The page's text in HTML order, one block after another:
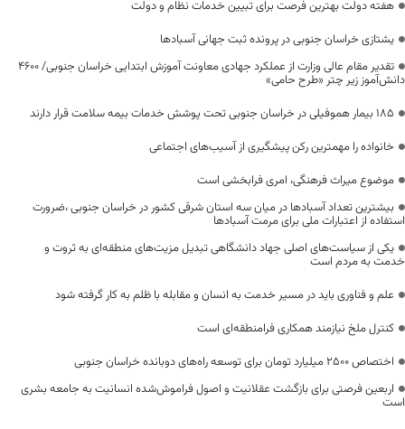
هفته دولت بهترین فرصت برای تبیین خدمات نظام و دولت
یشتازی خراسان جنوبی در پرونده ثبت جهانی آسبادها
تقدیر مقام عالی وزارت از عملکرد جهادی معاونت آموزش ابتدایی خراسان جنوبی/ ۴۶۰۰
دانش‌آموز زیر چتر «طرح حامی»
۱۸۵ بیمار هموفیلی در خراسان جنوبی تحت پوشش خدمات بیمه سلامت قرار دارند
خانواده را مهمترین رکن پیشگیری از آسیب‌های اجتماعی
موضوع میراث فرهنگی، امری فرابخشی است
بیشترین تعداد آسبادها در میان سه استان شرقی کشور در خراسان جنوبی ،ضرورت
استفاده از اعتبارات ملی برای مرمت آسبادها
یکی از سیاست‌های اصلی جهاد دانشگاهی تبدیل مزیت‌های منطقه‌ای به ثروت و
خدمت به مردم است
علم و فناوری باید در مسیر خدمت به انسان و مقابله با ظلم به کار گرفته شود
کنترل ملخ نیازمند همکاری فرامنطقه‌ای است
اختصاص 2500 میلیارد تومان برای توسعه راه‌های دوبانده خراسان جنوبی
اربعین فرصتی برای بازگشت عقلانیت و اصول فراموش‌شده انسانیت به جامعه بشری
است